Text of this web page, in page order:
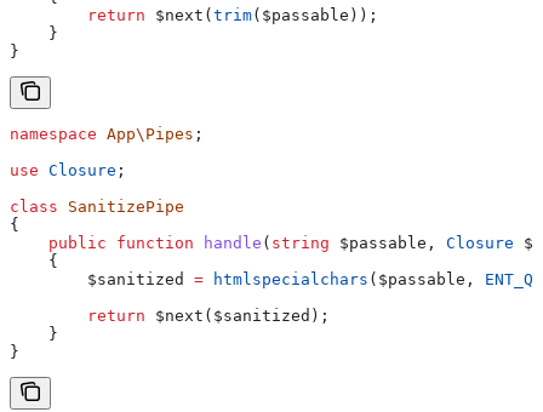
        return
$next ( trim( $passable ));
    }
}
namespace App\Pipes ;
use Closure ;
class SanitizePipe
{
    public
function handle ( string $passable , Closure
    {
        $sanitized
= htmlspecialchars ( $passable ,
        return
$next ( $sanitized );
    }
}